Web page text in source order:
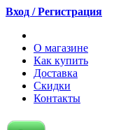
Вход / Регистрация
О магазине
Как купить
Доставка
Скидки
Контакты